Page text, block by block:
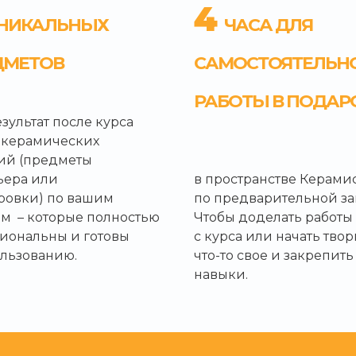
после курса
(предметы
или
по вашим
– которые полностью
и готовы
4 ЧАСА ДЛЯ
РАБОТЫ В
в пространстве
по предварительной
Чтобы доделать работы
с курса или начать
что-то свое и закрепить
навыки.